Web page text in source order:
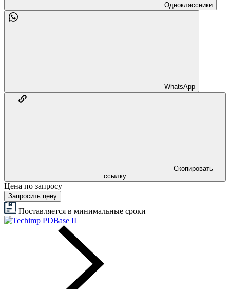
Одноклассники
WhatsApp
Скопировать
ссылку
Цена по запросу
Запросить цену
Поставляется в минимальные сроки